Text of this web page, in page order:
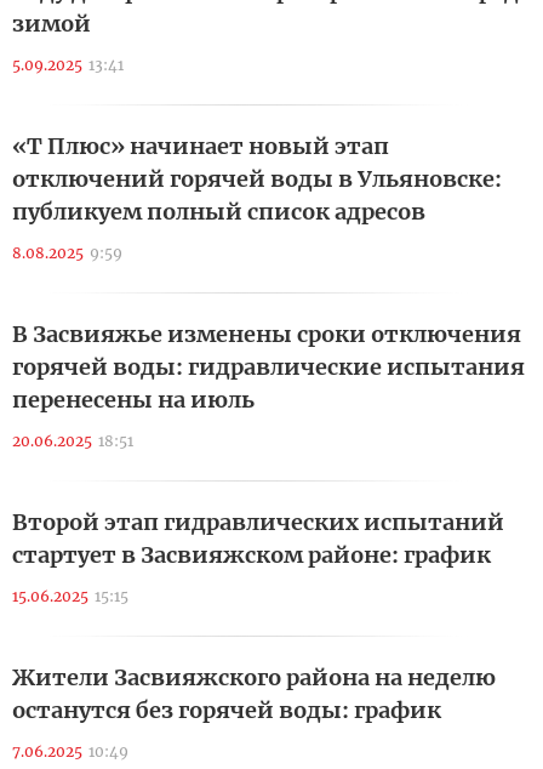
зимой
5.09.2025 13:41
«Т Плюс» начинает новый этап
отключений горячей воды в Ульяновске:
публикуем полный список адресов
8.08.2025 9:59
В Засвияжье изменены сроки отключения
горячей воды: гидравлические испытания
перенесены на июль
20.06.2025 18:51
Второй этап гидравлических испытаний
стартует в Засвияжском районе: график
15.06.2025 15:15
Жители Засвияжского района на неделю
останутся без горячей воды: график
7.06.2025 10:49